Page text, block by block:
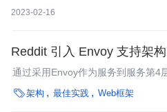
2023-02-16
Reddit 引入 Envoy 支持架
通过采用Envoy作为服务到服务第4
察性、易采用性和性能上有显著的改
架构 最佳实践 Web框架